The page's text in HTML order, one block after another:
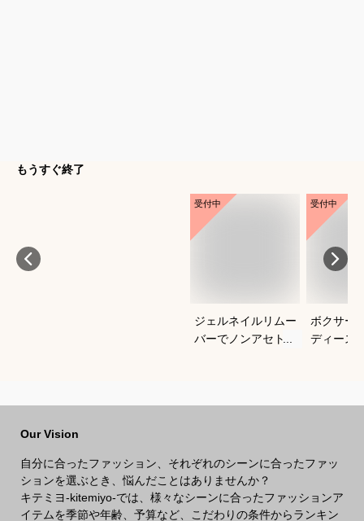
もうすぐ終了
受付中
ジェルネイルリムー
バーでノンアセトン
受付中
ボクサー
ディース
Our Vision
自分に合ったファッション、それぞれのシーンに合ったファッ
ションを選ぶとき、悩んだことはありませんか？
キテミヨ-kitemiyo-では、様々なシーンに合ったファッションア
イテムを季節や年齢、予算など、こだわりの条件からランキン